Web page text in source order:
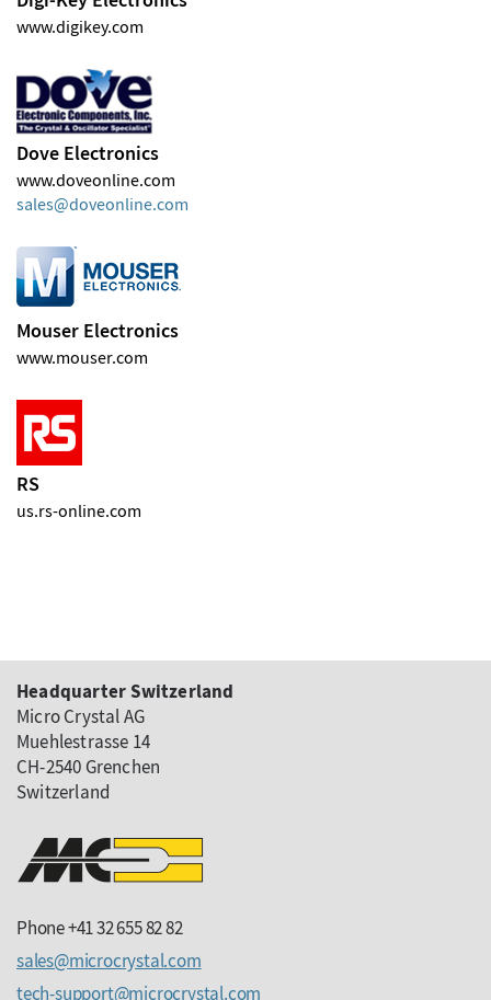
www.digikey.com
Dove Electronics
www.doveonline.com
sales
doveonline com
Mouser Electronics
www.mouser.com
RS
us.rs-online.com
Headquarter Switzerland
Micro Crystal AG
Muehlestrasse 14
CH-2540 Grenchen
Switzerland
Phone +41 32 655 82 82
sales
microcrystalcom
tech-support
microcrystalcom